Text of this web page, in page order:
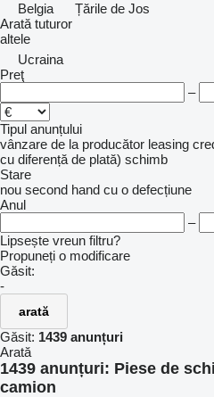
Belgia
Țările de Jos
Arată tuturor
altele
Ucraina
Preţ
–
Tipul anunțului
vânzare de la producător leasing
cu diferență de plată) schimb
Stare
nou second hand cu o defecțiune
Anul
–
Lipsește vreun filtru?
Propuneți o modificare
Găsit:
-
arată
Găsit: 1439 anunțuri
Arată
1439 anunțuri: Piese de
camion